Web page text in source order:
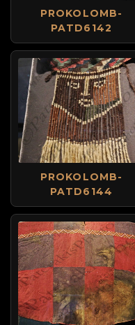
PROKOLOMB-
PATD6142
PROKOLOMB-
PATD6144